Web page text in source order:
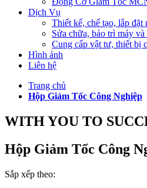
Dịch Vụ
Thiết kế, chế tạo, lắp đặt
Sửa chữa, bảo trì máy
Cung cấp vật tư, thiết bị
Hình ảnh
Liên hệ
Trang chủ
Hộp Giảm Tốc Công Nghiệp
WITH YOU TO
Hộp Giảm Tốc Công
Sắp xếp theo: